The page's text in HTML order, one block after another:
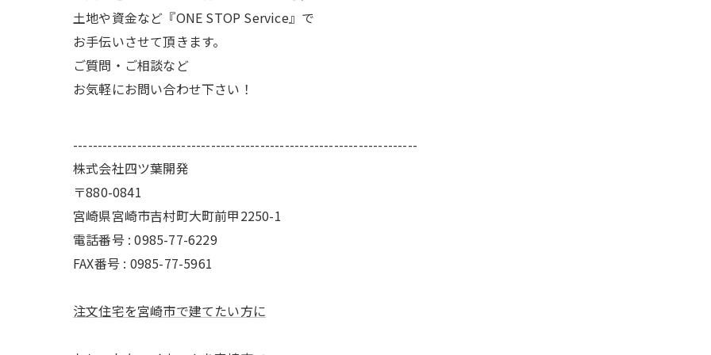
土地や資金など『ONE STOP Service』で
お手伝いさせて頂きます。
ご質問・ご相談など
お気軽にお問い合わせ下さい！
----------------------------------------------------------------------
株式会社四ツ葉開発
〒880-0841
宮崎県宮崎市吉村町大町前甲2250-1
電話番号 : 0985-77-6229
FAX番号 : 0985-77-5961
注文住宅を宮崎市で建てたい方に